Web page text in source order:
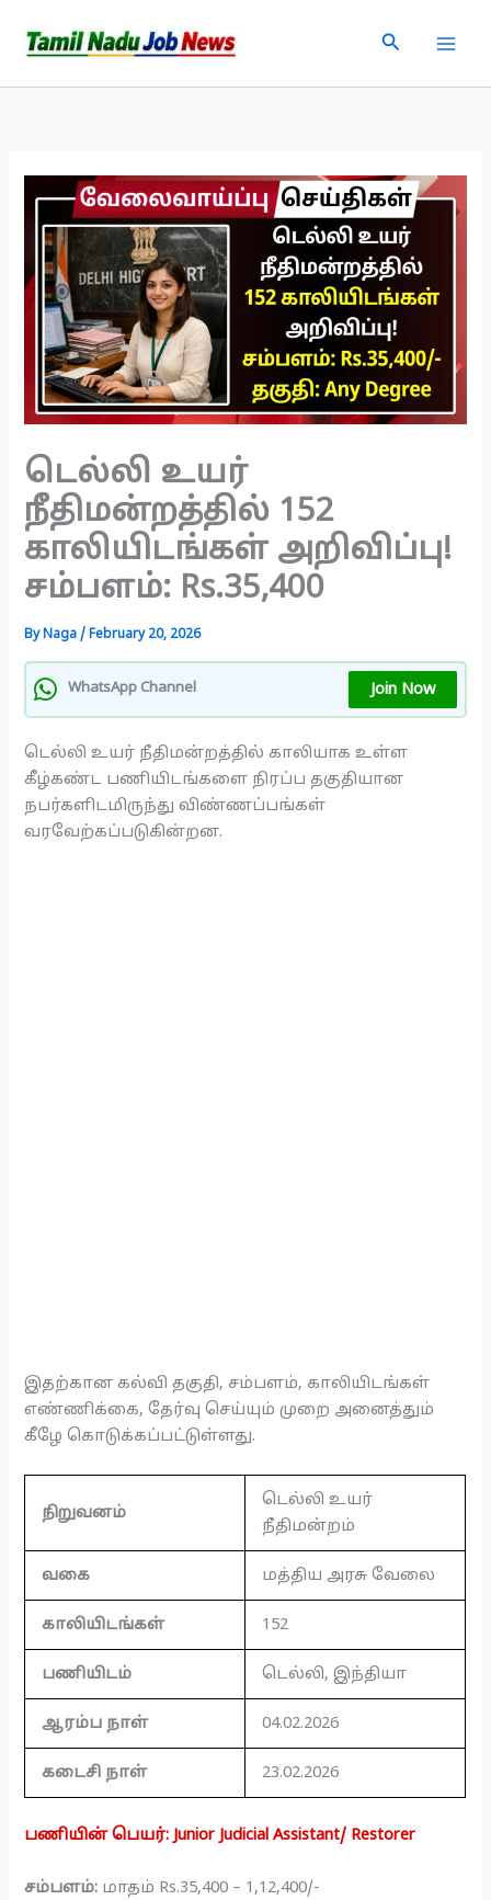
Search
டெல்லி உயர்
நீதிமன்றத்தில் 152
காலியிடங்கள் அறிவிப்பு!
சம்பளம்: Rs.35,400
ByNaga/February 20, 2026
WhatsApp Channel Join Now
டெல்லி உயர் நீதிமன்றத்தில் காலியாக உள்ள
கீழ்கண்ட பணியிடங்களை நிரப்ப தகுதியான
நபர்களிடமிருந்து விண்ணப்பங்கள்
வரவேற்கப்படுகின்றன.
இதற்கான கல்வி தகுதி, சம்பளம், காலியிடங்கள்
எண்ணிக்கை, தேர்வு செய்யும் முறை அனைத்தும்
கீழே கொடுக்கப்பட்டுள்ளது.
நிறுவனம்
டெல்லி உயர்
நீதிமன்றம்
வகை மத்திய அரசு வேலை
காலியிடங்கள் 152
பணியிடம் டெல்லி, இந்தியா
ஆரம்ப நாள் 04.02.2026
கடைசி நாள் 23.02.2026
பணியின் பெயர்: Junior Judicial Assistant/ Restorer
சம்பளம்: மாதம் Rs.35,400 – 1,12,400/-